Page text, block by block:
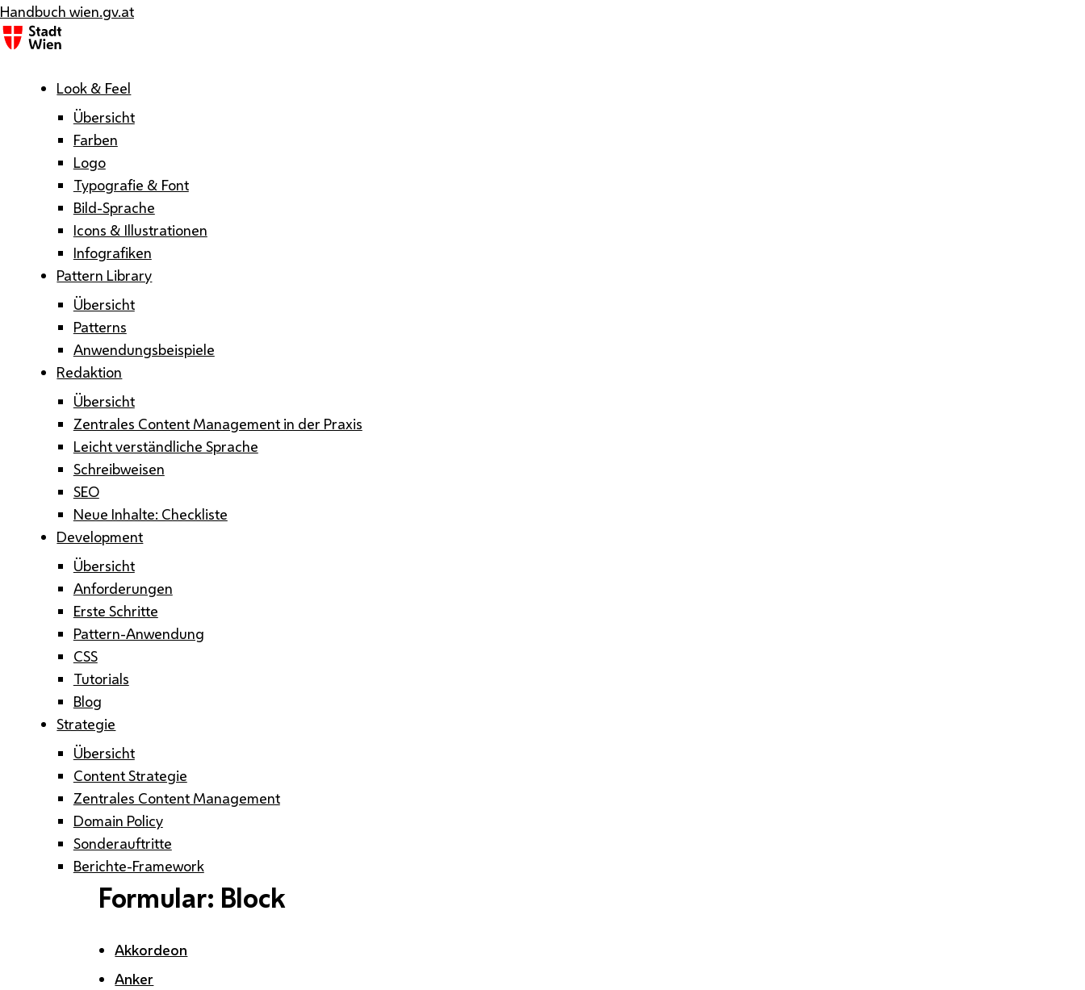
Handbuch wien.gv.at
Look & Feel
Übersicht
Farben
Logo
Typografie & Font
Bild-Sprache
Icons & Illustrationen
Infografiken
Pattern Library
Übersicht
Patterns
Anwendungsbeispiele
Redaktion
Übersicht
Zentrales Content Management in der Praxis
Leicht verständliche Sprache
Schreibweisen
SEO
Neue Inhalte: Checkliste
Development
Übersicht
Anforderungen
Erste Schritte
Pattern-Anwendung
CSS
Tutorials
Blog
Strategie
Übersicht
Content Strategie
Zentrales Content Management
Domain Policy
Sonderauftritte
Berichte-Framework
Formular: Block
Akkordeon
Anker